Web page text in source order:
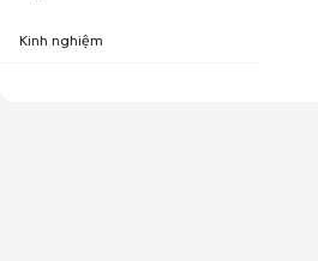
Kinh nghiệm